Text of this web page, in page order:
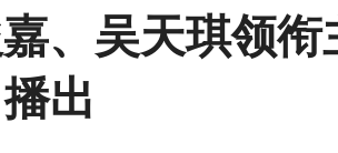
、吴天琪领
出